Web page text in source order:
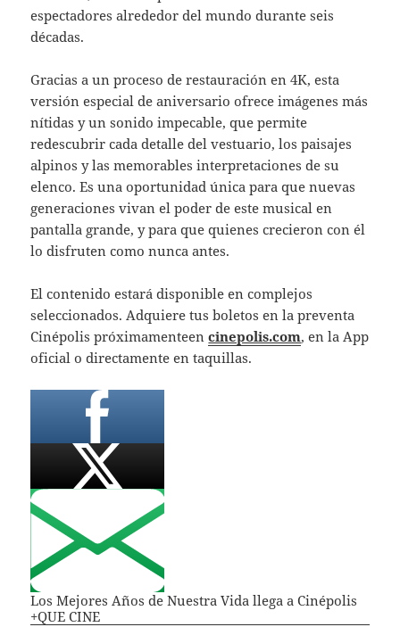
espectadores alrededor del mundo durante seis
décadas.
Gracias a un proceso de restauración en 4K, esta
versión especial de aniversario ofrece imágenes más
nítidas y un sonido impecable, que permite
redescubrir cada detalle del vestuario, los paisajes
alpinos y las memorables interpretaciones de su
elenco. Es una oportunidad única para que nuevas
generaciones vivan el poder de este musical en
pantalla grande, y para que quienes crecieron con él
lo disfruten como nunca antes.
El contenido estará disponible en complejos
seleccionados. Adquiere tus boletos en la preventa
Cinépolis próximamenteencinepolis.com, en la App
oficial o directamente en taquillas.
Los Mejores Años de Nuestra Vida llega a Cinépolis
+QUE CINE